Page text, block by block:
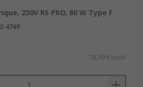
230V RS PRO, 80 W Type F
4769
18,39 €/unité